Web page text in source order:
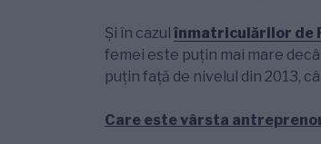
Și în cazul înmatriculărilor de
femei este puțin mai mare
puțin față de nivelul din 2013,
Care este vârsta